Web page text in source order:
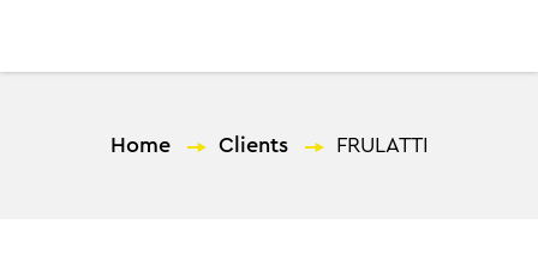
Home — Clients — FRULATTI